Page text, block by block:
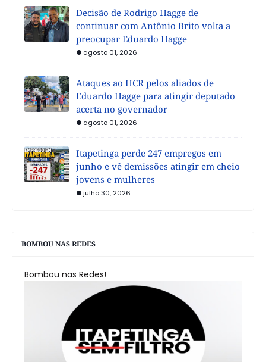
Decisão de Rodrigo Hagge de
continuar com Antônio Brito volta a
preocupar Eduardo Hagge
agosto 01, 2026
Ataques ao HCR pelos aliados de
Eduardo Hagge para atingir deputado
acerta no governador
agosto 01, 2026
Itapetinga perde 247 empregos em
junho e vê demissões atingir em cheio
jovens e mulheres
julho 30, 2026
BOMBOU NAS REDES
Bombou nas Redes!